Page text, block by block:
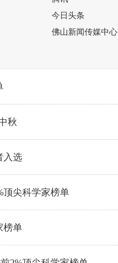
今日头条
佛山新闻传媒中心
秋
入选
顶尖科学家榜单
榜单